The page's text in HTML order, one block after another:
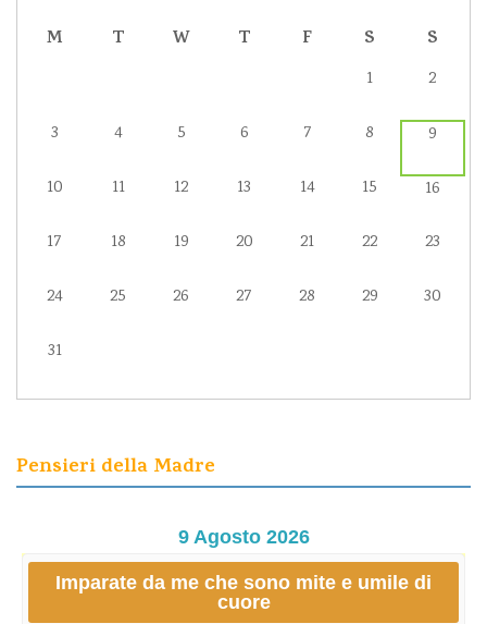
M
T W T F S S
1 2
3 4 5 6 7 8 9
10 11 12 13 14 15 16
17 18 19 20 21 22 23
24 25 26 27 28 29 30
31
Pensieri della Madre
9 Agosto 2026
Imparate da me che sono mite e umile di
cuore